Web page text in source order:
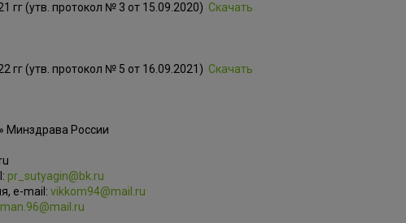
гг (утв. протокол № 3 от 15.09.2020)Скачать
гг (утв. протокол № 5 от 16.09.2021)Скачать
Минздрава России
pr_sutyagin@bk.ru
е-mail:vikkom94@mail.ru